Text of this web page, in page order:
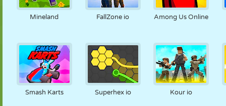
Mineland FallZone io Among Us Online
Smash Karts Superhex io Kour io